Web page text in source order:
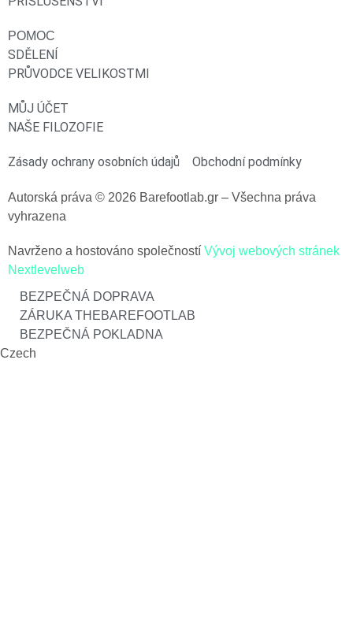
POMOC
SDĚLENÍ
PRŮVODCE VELIKOSTMI
MŮJ ÚČET
NAŠE FILOZOFIE
Zásady ochrany osobních údajů Obchodní podmínky
Autorská práva © 2026 Barefootlab.gr – Všechna práva
vyhrazena
Navrženo a hostováno společností Vývoj webových stránek
Nextlevelweb
BEZPEČNÁ DOPRAVA
ZÁRUKA THEBAREFOOTLAB
BEZPEČNÁ POKLADNA
Czech